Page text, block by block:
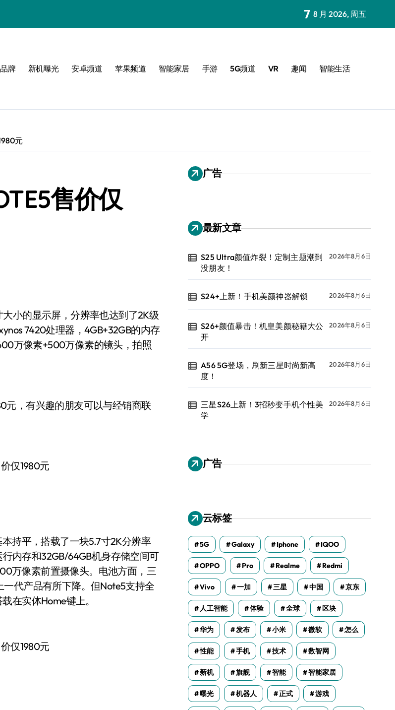
7 8 月 2026, 周五
牌 新机曝光 安卓频道 苹果频道 智能家居 手游 5G频道 VR 趣闻 智能生活
元
售价仅
小的显示屏，分辨率也达到了2K级
7420处理器，4GB+32GB的内存
万像素+500万像素的镜头，拍照
元，有兴趣的朋友可以与经销商联
持平，搭载了一块5.7寸2K分辨率
内存和32GB/64GB机身存储空间可
万像素前置摄像头。电池方面，三
代产品有所下降。但Note5支持全
在实体Home键上。
广告
最新文章
S25 Ultra颜值炸裂！定制主题潮到
没朋友！
2026年8月6日
S24+上新！手机美颜神器解锁 2026年8月6日
S26+颜值暴击！机皇美颜秘籍大公
开
2026年8月6日
A56 5G登场，刷新三星时尚新高
度！
2026年8月6日
三星S26上新！3招秒变手机个性美
学
2026年8月6日
广告
云标签
5G Galaxy Iphone IQOO
OPPO Pro Realme Redmi
Vivo 一加 三星 中国 京东
人工智能 体验 全球 区块
华为 发布 小米 微软 怎么
性能 手机 技术 数智网
新机 旗舰 智能 智能家居
曝光 机器人 正式 游戏